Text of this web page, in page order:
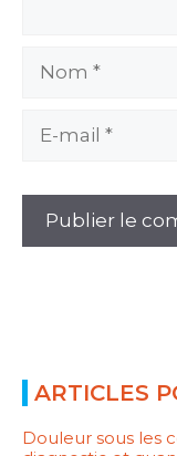
Nom
ARTICLES
Douleur sous les